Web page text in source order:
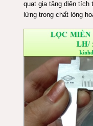
quạt gia tăng diện tích
lửng trong chất lỏng